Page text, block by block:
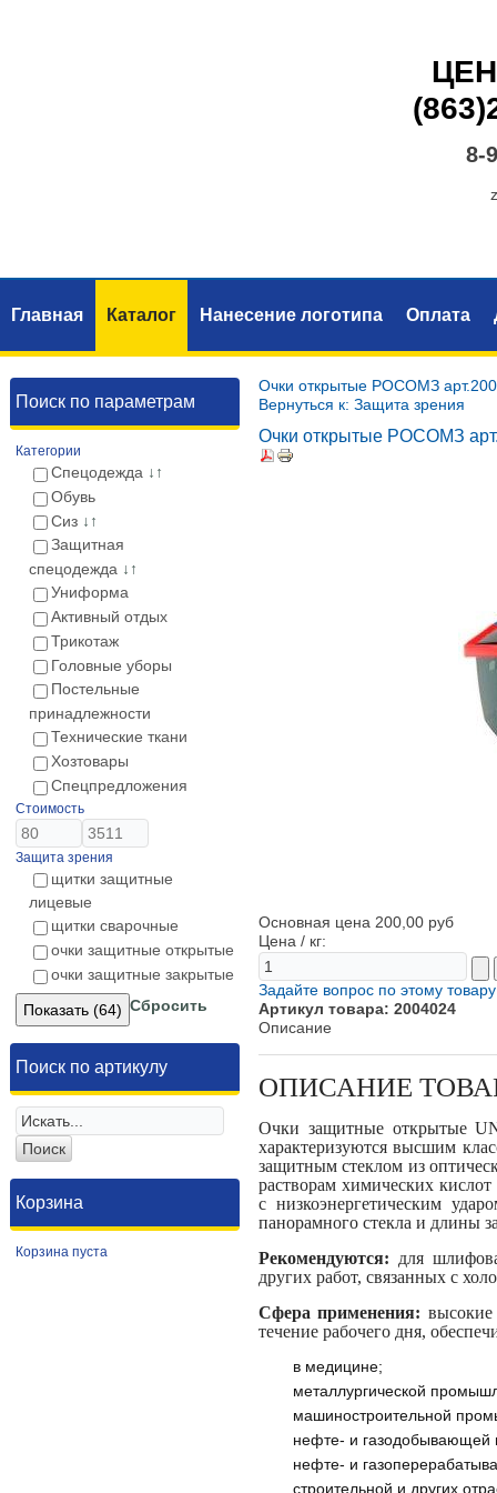
8-
Главная Каталог Нанесение логотипа Оплата
Поиск по параметрам
Категории
Спецодежда ↓↑
Обувь
Сиз ↓↑
Защитная
спецодежда ↓↑
Униформа
Активный отдых
Трикотаж
Головные уборы
Постельные
принадлежности
Технические ткани
Хозтовары
Спецпредложения
Стоимость
Защита зрения
щитки защитные
лицевые
щитки сварочные
очки защитные открытые
очки защитные закрытые
Сбросить
Поиск по артикулу
Корзина
Корзина пуста
Очки открытые РОСОМЗ
Вернуться к: Защита зрения
Очки открытые РОСОМЗ
Основная цена 200,00 руб
Цена / кг:
Задайте вопрос по этому товару
Артикул товара: 2004024
Описание
ОПИСАНИЕ
Очки защитные открытые
характеризуются высшим
защитным стеклом из
растворам химических
с низкоэнергетическим
панорамного стекла и длины
Рекомендуются: для
других работ, связанных с
Сфера применения: высокие
течение рабочего дня,
в медицине;
металлургической
машиностроительной
нефте- и газодобывающей
нефте- и
строительной и других